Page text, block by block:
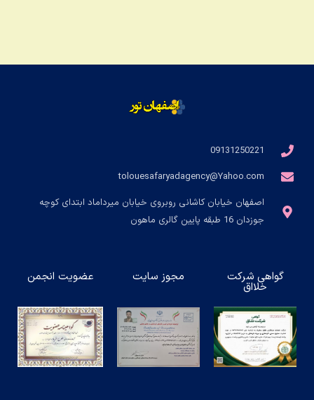
09131250221
tolouesafaryadagency@Yahoo.com
اصفهان خیابان کاشانی روبروی خیابان میرداماد ابتدای کوچه
جوزدان 16 طبقه پایین گالری ماهون
گواهی شرکت
خلااق
مجوز سایت عضویت انجمن